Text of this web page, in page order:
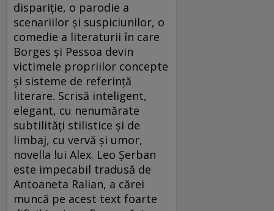
dispariţie, o parodie a
scenariilor şi suspiciunilor, o
comedie a literaturii în care
Borges şi Pessoa devin
victimele propriilor concepte
şi sisteme de referinţă
literare. Scrisă inteligent,
elegant, cu nenumărate
subtilităţi stilistice şi de
limbaj, cu vervă şi umor,
novella lui Alex. Leo Şerban
este impecabil tradusă de
Antoaneta Ralian, a cărei
muncă pe acest text foarte